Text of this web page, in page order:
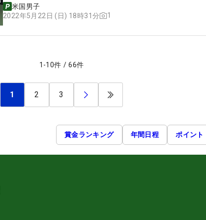
米国男子
2022年5月22日 (日) 18時31分
1
1 -10件 / 66件
1 2 3
賞金ランキング 年間日程 ポイント